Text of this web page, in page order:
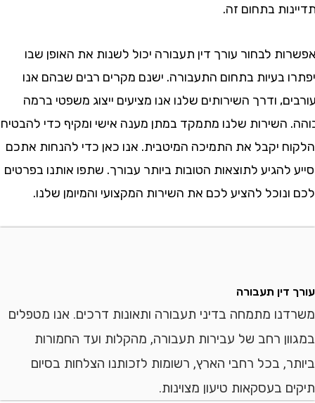
בתחום זה.
לבחור עורך דין תעבורה יכול לשנות את האופן שבו
בעיות בתחום התעבורה. ישנם מקרים רבים שבהם אנו
ודרך השירותים שלנו אנו מציעים ייצוג משפטי ברמה
השירות שלנו מתמקד במתן מענה אישי ומקיף כדי להבטיח
יקבל את התמיכה המיטבית. אנו כאן כדי להנחות אתכם
להגיע לתוצאות הטובות ביותר עבורך. שתפו אותנו בפרטים
להציע לכם את השירות המקצועי והמיומן שלנו.
תעבורה
מתמחה בדיני תעבורה ותאונות דרכים. אנו מטפלים
רחב של עבירות תעבורה, מהקלות ועד החמורות
בכל רחבי הארץ, רשומות לזכותנו הצלחות בסיום
בעסקאות טיעון מצוינות.